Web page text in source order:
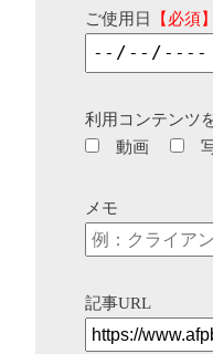
ご使用日 【必須】
利用コンテンツ
動画
メモ
記事URL